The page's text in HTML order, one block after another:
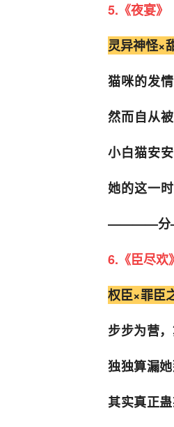
5.《夜宴》
灵异神怪×
猫咪的发
然而自从
小白猫安安
她的这一
————
6.《臣尽欢》
权臣×罪臣
步步为营，
独独算漏
其实真正